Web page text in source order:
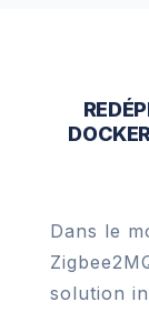
Dans le
solution